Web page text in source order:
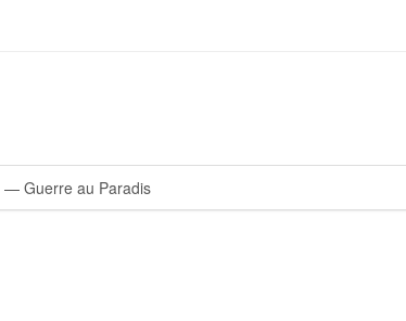
— Guerre au Paradis